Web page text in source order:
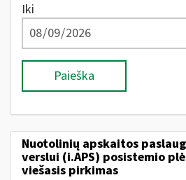
Iki
Paieška
Nuotolinių apskaitos
verslui (i.APS) posistemio
viešasis pirkimas